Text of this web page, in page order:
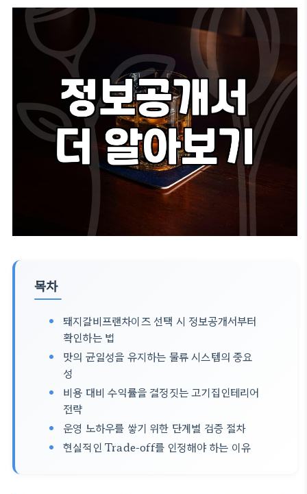
목차
돼지갈비프랜차이즈 선택 시 정보공개서부터
확인하는 법
맛의 균일성을 유지하는 물류 시스템의 중요
성
비용 대비 수익률을 결정짓는 고기집인테리어
전략
운영 노하우를 쌓기 위한 단계별 검증 절차
현실적인 Trade-off를 인정해야 하는 이유